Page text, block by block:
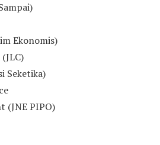
Ekonomis)
Seketika)
(JNE PIPO)